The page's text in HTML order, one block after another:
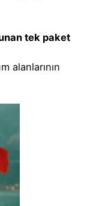
tek paket
alanlarının